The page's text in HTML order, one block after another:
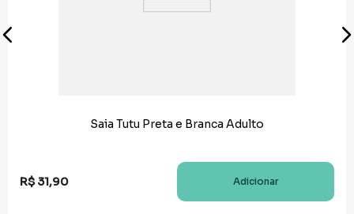
Saia Tutu Preta e Branca Adulto
R$ 31,90 Adicionar